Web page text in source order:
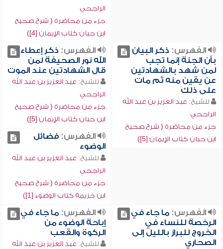
الراجحي
جزء من محاضرة ( شرح صحيح
ابن حبان كتاب الإيمان [4])
الفهرس: ذكر البيان
بأن الجنة إنما تجب
لمن شهد بالشهادتين
عن يقين منه ثم مات
على ذلك
للشيخ: عبد العزيز بن عبد الله
الراجحي
جزء من محاضرة ( شرح صحيح
ابن حبان كتاب الإيمان [5])
الفهرس: ذكر إعطاء
الله نور الصحيفة لمن
قال الشهادتين عند الموت
للشيخ: عبد العزيز بن عبد الله
الراجحي
جزء من محاضرة ( شرح صحيح
ابن حبان كتاب الإيمان [5])
الفهرس:فضائل
الوضوء
للشيخ: عبد العزيز بن عبد الله
الراجحي
جزء من محاضرة ( شرح صحيح
ابن خزيمة كتاب الوضوء [1])
الفهرس:ما جاء في
الرخصة للنساء في
الخروج للبراز بالليل إلى
الصحاري
الفهرس:ما جاء في
إباحة الوضوء من
الركوة والقعب
للشيخ: عبد العزيز بن عبد الله